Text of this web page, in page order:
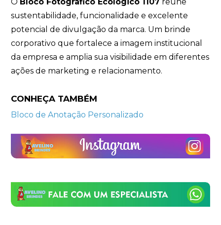
sustentabilidade, funcionalidade e excelente
potencial de divulgação da marca. Um brinde
corporativo que fortalece a imagem institucional
da empresa e amplia sua visibilidade em diferentes
ações de marketing e relacionamento.
CONHEÇA TAMBÉM
Bloco de Anotação Personalizado